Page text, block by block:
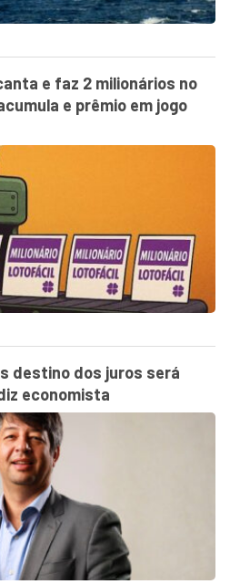
e faz 2 milionários no
e prêmio em jogo
destino dos juros será
economista